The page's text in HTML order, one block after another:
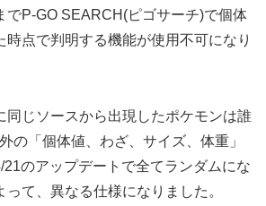
でP-GO SEARCH(ピゴサーチ)で個体
時点で判明する機能が使用不可になり
同じソースから出現したポケモンは誰
の「個体値、わざ、サイズ、体重」
のアップデートで全てランダムにな
って、異なる仕様になりました。